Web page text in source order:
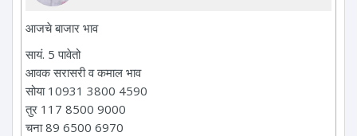
आजचे बाजार भाव
सायं. 5 पावेतो
आवक सरासरी व कमाल भाव
सोया 10931 3800 4590
तुर 117 8500 9000
चना 89 6500 6970